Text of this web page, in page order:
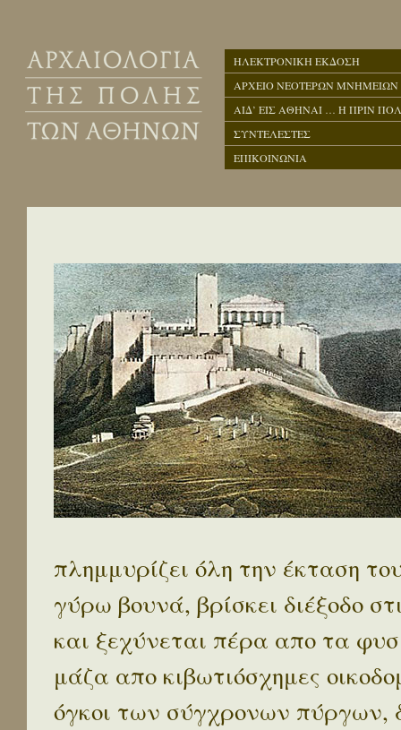
ΗΛΕΚΤΡΟΝΙΚΗ ΕΚΔΟΣΗ
ΑΡΧΕΙΟ ΝΕΟΤΕΡΩΝ ΜΝΗΜΕΙΩΝ
ΑΙΔ’ ΕΙΣ ΑΘΗΝΑΙ … Η ΠΡΙΝ
ΣΥΝΤΕΛΕΣΤΕΣ
ΕΠΙΚΟΙΝΩΝΙΑ
πλημμυρίζει όλη την έκταση
γύρω βουνά, βρίσκει διέξοδο
και ξεχύνεται πέρα απο τα
μάζα απο κιβωτιόσχημες
όγκοι των σύγχρονων πύργων,